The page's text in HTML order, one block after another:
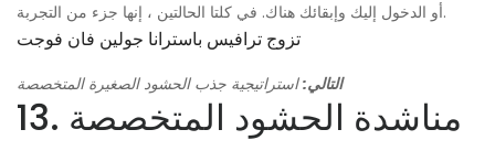
أو الدخول إليك وإبقائك هناك. في كلتا الحالتين ، إنها جزء من التجربة.
تزوج ترافيس باسترانا جولين فان فوجت
التالي: استراتيجية جذب الحشود الصغيرة المتخصصة
13. مناشدة الحشود المتخصصة